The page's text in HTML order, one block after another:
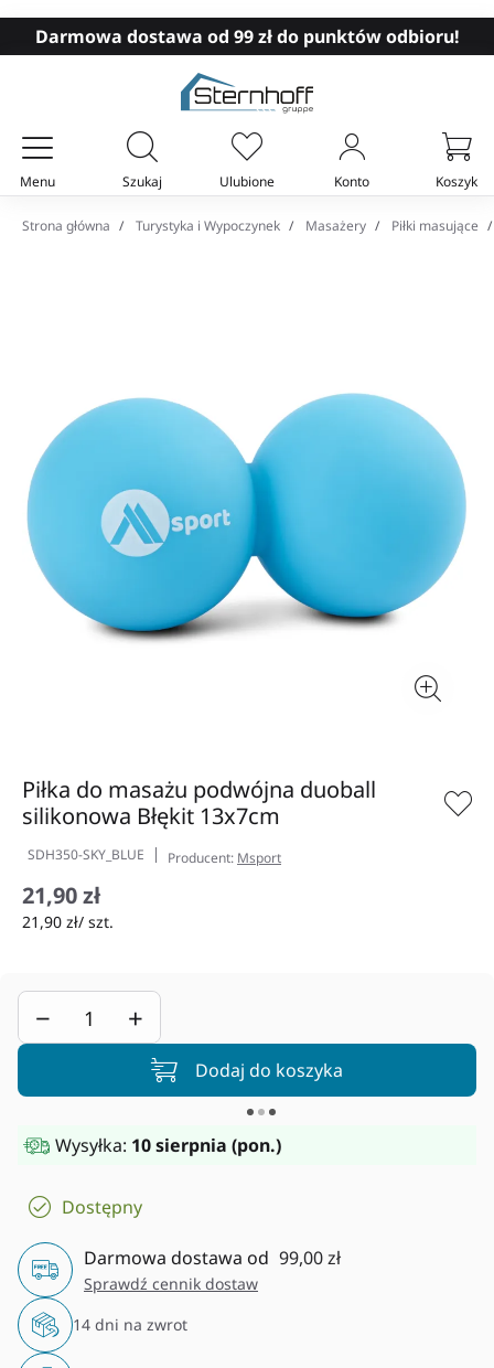
Darmowa dostawa od 99 zł do punktów odbioru!
Menu Szukaj Ulubione Konto Koszyk
Twój koszyk
Strona główna Turystyka i Wypoczynek Masażery Piłki masujące
Piłka do masażu podwójna duoball
silikonowa Błękit 13x7cm
SDH350-SKY_BLUE Producent: Msport
21,90 zł
21,90 zł/ szt.
− +
Dodaj do koszyka
Wysyłka: 10 sierpnia (pon.)
Dostępny
Darmowa dostawa od 99,00 zł
Sprawdź cennik dostaw
14 dni na zwrot